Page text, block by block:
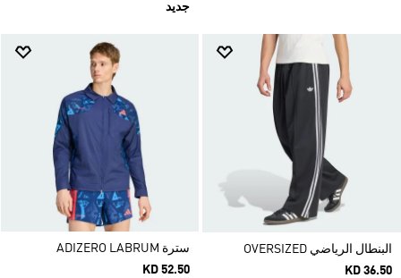
جديد
البنطال الرياضي OVERSIZED
KD 36.50
سترة ADIZERO LABRUM
KD 52.50